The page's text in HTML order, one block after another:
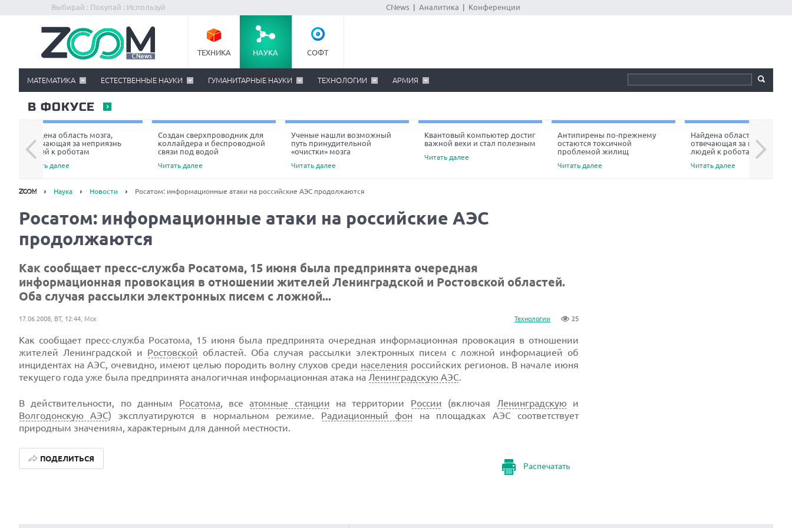
Выбирай : Покупай : Используй CNews Аналитика Конференции
ТЕХНИКА НАУКА СОФТ
МАТЕМАТИКА ЕСТЕСТВЕННЫЕ НАУКИ ГУМАНИТАРНЫЕ НАУКИ ТЕХНОЛОГИИ АРМИЯ
В ФОКУСЕ
Найдена область мозга,
отвечающая за неприязнь
людей к роботам
Читать далее
Создан сверхпроводник для
коллайдера и беспроводной
связи под водой
Читать далее
Ученые нашли возможный
путь принудительной
«очистки» мозга
Читать далее
Квантовый компьютер достиг
важной вехи и стал полезным
Читать далее
Антипирены по-прежнему
остаются токсичной
проблемой жилищ
Читать далее
Найдена область мозга,
отвечающая за неприязнь
людей к роботам
Читать далее
Next
Наука Новости Росатом: информационные атаки на российские АЭС продолжаются
Росатом: информационные атаки на российские АЭС
продолжаются
Как сообщает пресс-служба Росатома, 15 июня была предпринята очередная
информационная провокация в отношении жителей Ленинградской и Ростовской областей.
Оба случая рассылки электронных писем с ложной...
Технологии 25
17.06.2008, ВТ, 12:44, Мск
Как сообщает пресс-служба Росатома, 15 июня была предпринята очередная информационная провокация в отношении
жителей Ленинградской и Ростовской областей. Оба случая рассылки электронных писем с ложной информацией об
инцидентах на АЭС, очевидно, имеют целью породить волну слухов среди населения российских регионов. В начале июня
текущего года уже была предпринята аналогичная информационная атака на Ленинградскую АЭС.
В действительности, по данным Росатома, всеатомные станции на территории России (включая Ленинградскую и
Волгодонскую АЭС) эксплуатируются в нормальном режиме. Радиационный фон на площадках АЭС соответствует
природным значениям, характерным для данной местности.
Распечатать
ПОДЕЛИТЬСЯ